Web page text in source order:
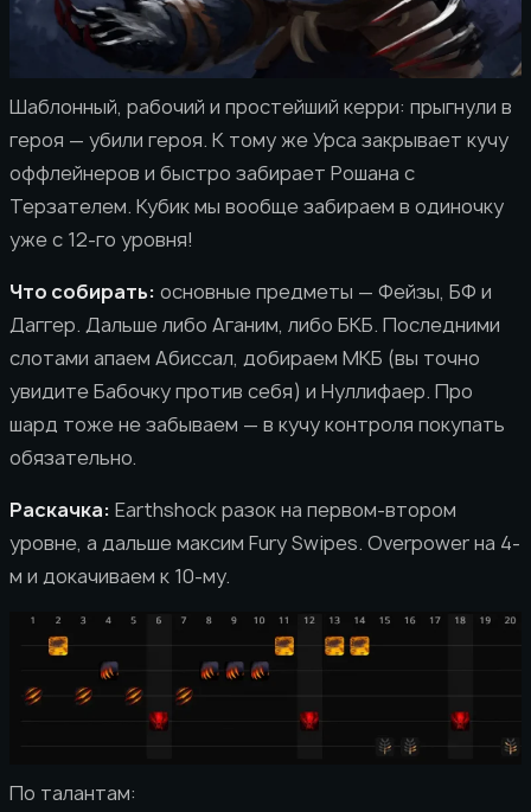
Шаблонный, рабочий и простейший керри: прыгнули в
героя — убили героя. К тому же Урса закрывает кучу
оффлейнеров и быстро забирает Рошана с
Терзателем. Кубик мы вообще забираем в одиночку
уже с 12-го уровня!
Что собирать: основные предметы — Фейзы, БФ и
Даггер. Дальше либо Аганим, либо БКБ. Последними
слотами апаем Абиссал, добираем МКБ (вы точно
увидите Бабочку против себя) и Нуллифаер. Про
шард тоже не забываем — в кучу контроля покупать
обязательно.
Раскачка: Earthshock разок на первом-втором
уровне, а дальше максим Fury Swipes. Overpower на 4-
м и докачиваем к 10-му.
По талантам: